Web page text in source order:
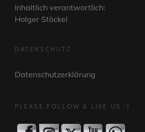
Inhaltlich verantwortlich:
Holger Stöckel
DATENSCHUTZ
Datenschutzerklärung
PLEASE FOLLOW & LIKE US :)